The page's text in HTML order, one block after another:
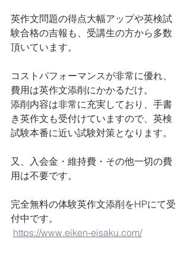
英作文問題の得点大幅アップや英検試
験合格の吉報も、受講生の方から多数
頂いています。
コストパフォーマンスが非常に優れ、
費用は英作文添削にかかるだけ。
添削内容は非常に充実しており、手書
き英作文も受付けていますので、英検
試験本番に近い試験対策となります。
又、入会金・維持費・その他一切の費
用は不要です。
完全無料の体験英作文添削をHPにて受
付中です。
https://www.eiken-eisaku.com/